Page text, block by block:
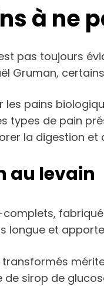
à ne
pas toujours
Gruman,
pains
types de pain
la digestion
au levain
longue et
transformés
sirop de